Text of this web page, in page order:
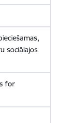
sociālajos
for